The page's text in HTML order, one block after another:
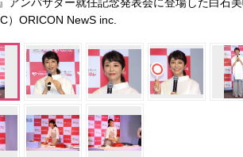
）ORICON NewS inc.